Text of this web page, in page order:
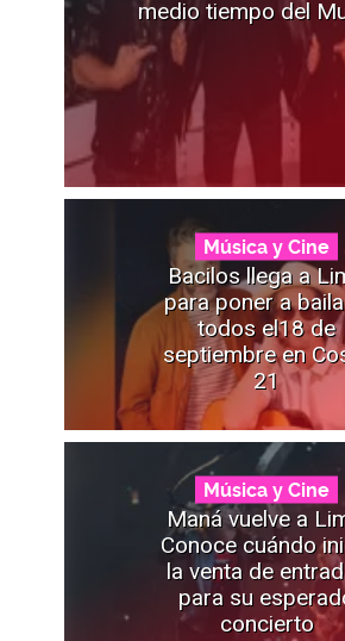
medio tiempo del
Música y Cine
Bacilos llega a
para poner a
todos el18 de
septiembre en
21
Música y Cine
Maná vuelve a
Conoce cuándo
la venta de
para su
concierto